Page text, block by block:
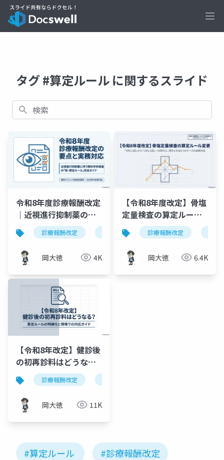
タグ #算定ルール に関するスライド
検索
令和8年度診療報酬改定
｜近視進行抑制薬の検
査「年2回・2種類ま
で」新算定ルール完全
ガイド
診療報酬改定 近視進行抑制薬 眼科学的検査
岡大徳 4K
【令和8年度改定】骨塩
定量検査の算定ルール
変更｜年1回への移行と
例外6ケース
診療報酬改定
岡大徳 6.4K
【令和8年改定】健診後
の初再診料はどうな
る？算定ルールの明確
化と現場での対応ガイ
ド
診療報酬改定
岡大徳 11K
#算定ルール #診療報酬改定